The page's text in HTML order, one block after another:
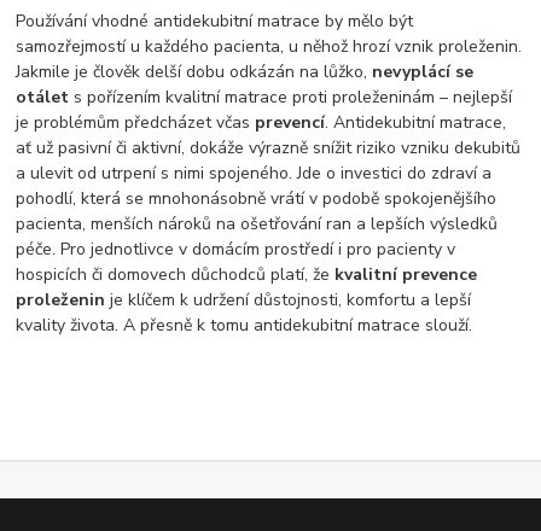
Používání vhodné antidekubitní matrace by mělo být
samozřejmostí u každého pacienta, u něhož hrozí vznik proleženin.
Jakmile je člověk delší dobu odkázán na lůžko, nevyplácí se
otálet s pořízením kvalitní matrace proti proleženinám – nejlepší
je problémům předcházet včas prevencí. Antidekubitní matrace,
ať už pasivní či aktivní, dokáže výrazně snížit riziko vzniku dekubitů
a ulevit od utrpení s nimi spojeného. Jde o investici do zdraví a
pohodlí, která se mnohonásobně vrátí v podobě spokojenějšího
pacienta, menších nároků na ošetřování ran a lepších výsledků
péče. Pro jednotlivce v domácím prostředí i pro pacienty v
hospicích či domovech důchodců platí, že kvalitní prevence
proleženin je klíčem k udržení důstojnosti, komfortu a lepší
kvality života. A přesně k tomu antidekubitní matrace slouží.